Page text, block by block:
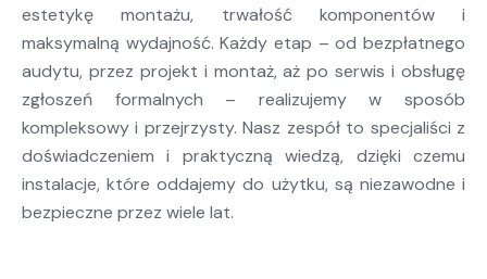
estetykę montażu, trwałość komponentów i
maksymalną wydajność. Każdy etap – od bezpłatnego
audytu, przez projekt i montaż, aż po serwis i obsługę
zgłoszeń formalnych – realizujemy w sposób
kompleksowy i przejrzysty. Nasz zespół to specjaliści z
doświadczeniem i praktyczną wiedzą, dzięki czemu
instalacje, które oddajemy do użytku, są niezawodne i
bezpieczne przez wiele lat.